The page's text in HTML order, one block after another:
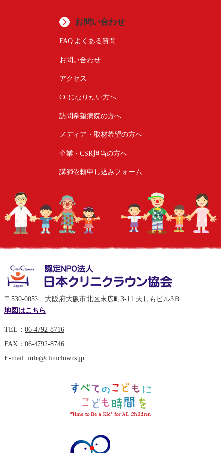
お問い合わせ
FAQ よくある質問
お問い合わせ
アクセス
CCになりたい方へ
訪問希望病院の方へ
メディア・取材希望の方へ
企業・CSR担当の方へ
講師依頼申し込みフォーム
〒530-0053 大阪府大阪市北区末広町3-11 天しもビル3Ｂ
地図はこちら
TEL： 06-4792-8716
FAX：06-4792-8746
E-mail: info@cliniclowns.jp